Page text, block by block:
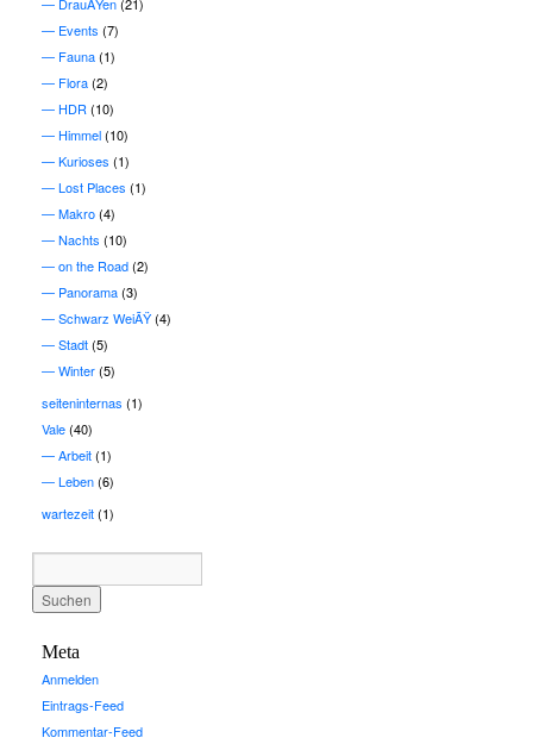
Events (7)
Fauna(1)
Flora(2)
HDR (10)
Himmel(10)
Kurioses (1)
Lost Places (1)
Makro(4)
Nachts (10)
on the Road(2)
Panorama(3)
Schwarz WeiÃŸ(4)
Stadt(5)
Winter(5)
seiteninternas (1)
Vale(40)
Arbeit(1)
Leben(6)
wartezeit(1)
Meta
Anmelden
Eintrags-Feed
Kommentar-Feed